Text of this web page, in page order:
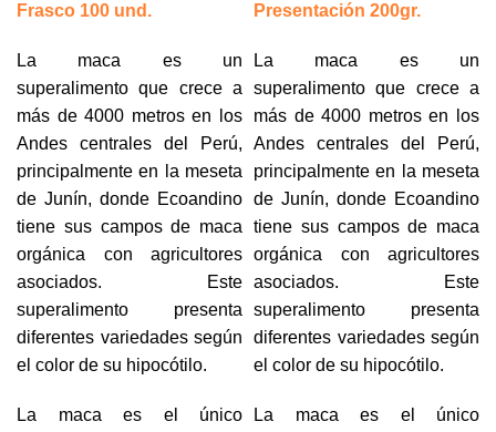
Frasco 100 und.
La maca es un
superalimento que crece a
más de 4000 metros en los
Andes centrales del Perú,
principalmente en la meseta
de Junín, donde Ecoandino
tiene sus campos de maca
orgánica con agricultores
asociados. Este
superalimento presenta
diferentes variedades según
el color de su hipocótilo.
La maca es el único
Presentación 200gr.
La maca es un
superalimento que crece a
más de 4000 metros en los
Andes centrales del Perú,
principalmente en la meseta
de Junín, donde Ecoandino
tiene sus campos de maca
orgánica con agricultores
asociados. Este
superalimento presenta
diferentes variedades según
el color de su hipocótilo.
La maca es el único